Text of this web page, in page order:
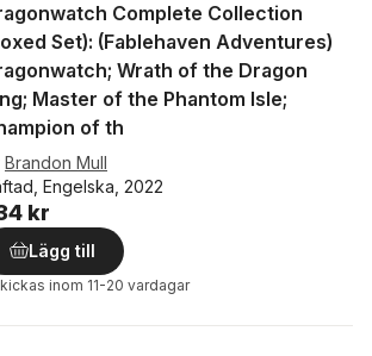
Complete Collection
Set): (Fablehaven Adventures)
Wrath of the Dragon
Master of the Phantom Isle;
of th
Brandon Mull
Engelska, 2022
kr
Lägg till
inom 11-20 vardagar